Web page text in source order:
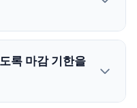
록 마감 기한을